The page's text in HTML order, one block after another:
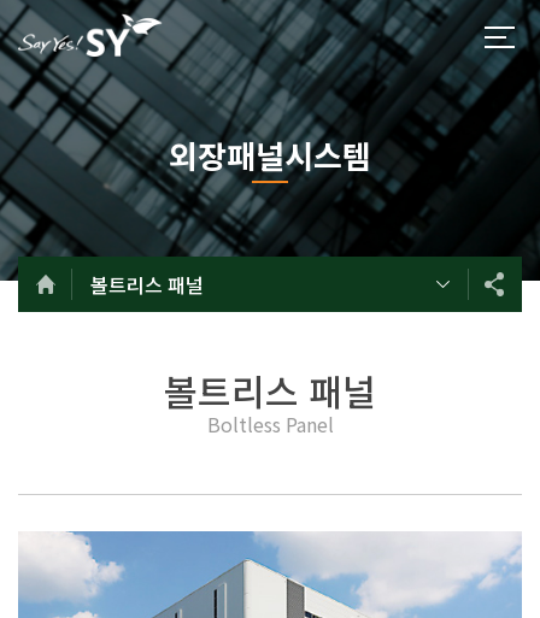
외장패널시스템
볼트리스 패널
볼트리스 패널
Boltless Panel